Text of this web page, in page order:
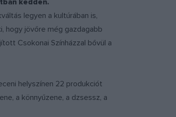
kedden.
legyen a kultúrában is,
hogy jövőre még gazdagabb
Csokonai Színházzal bővül a
helyszínen 22 produkciót
a könnyűzene, a dzsessz, a